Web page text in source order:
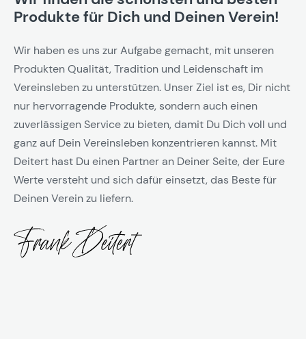
Produkte für Dich und Deinen Verein!
Wir haben es uns zur Aufgabe gemacht, mit unseren
Produkten Qualität, Tradition und Leidenschaft im
Vereinsleben zu unterstützen. Unser Ziel ist es, Dir nicht
nur hervorragende Produkte, sondern auch einen
zuverlässigen Service zu bieten, damit Du Dich voll und
ganz auf Dein Vereinsleben konzentrieren kannst. Mit
Deitert hast Du einen Partner an Deiner Seite, der Eure
Werte versteht und sich dafür einsetzt, das Beste für
Deinen Verein zu liefern.